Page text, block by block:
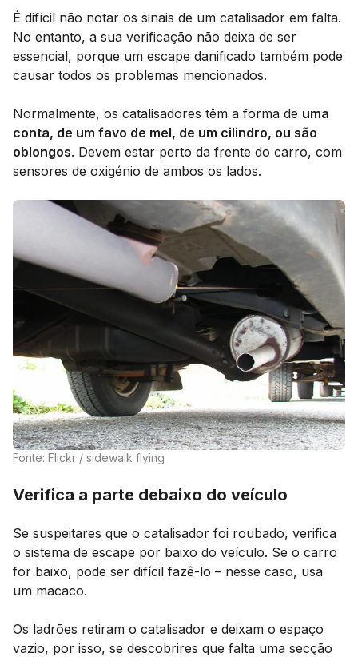
É difícil não notar os sinais de um catalisador em falta.
No entanto, a sua verificação não deixa de ser
essencial, porque um escape danificado também pode
causar todos os problemas mencionados.
Normalmente, os catalisadores têm a forma de uma
conta, de um favo de mel, de um cilindro, ou são
oblongos. Devem estar perto da frente do carro, com
sensores de oxigénio de ambos os lados.
Fonte: Flickr / sidewalk flying
Verifica a parte debaixo do veículo
Se suspeitares que o catalisador foi roubado, verifica
o sistema de escape por baixo do veículo. Se o carro
for baixo, pode ser difícil fazê-lo – nesse caso, usa
um macaco.
Os ladrões retiram o catalisador e deixam o espaço
vazio, por isso, se descobrires que falta uma secção